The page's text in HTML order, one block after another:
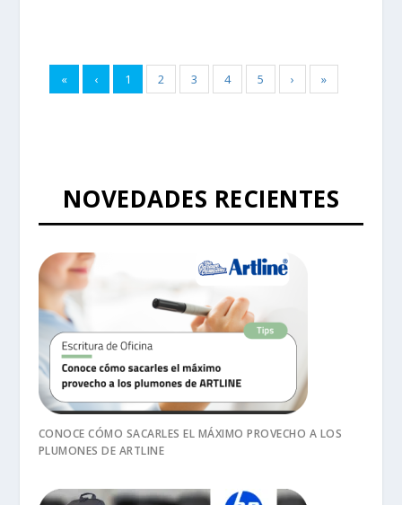
« ‹ 1 2 3 4 5 › »
NOVEDADES RECIENTES
CONOCE CÓMO SACARLES EL MÁXIMO PROVECHO A LOS
PLUMONES DE ARTLINE